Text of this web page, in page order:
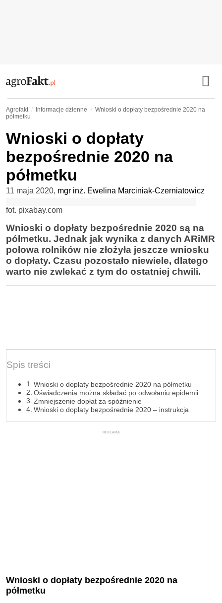
Agrofakt Informacje dzienne
Wnioski o dopłaty bezpośrednie 2020 na
półmetku
Wnioski o dopłaty
bezpośrednie 2020 na
półmetku
11 maja 2020, mgr inż. Ewelina Marciniak-Czerniatowicz
fot. pixabay.com
Wnioski o dopłaty bezpośrednie 2020 są na
półmetku. Jednak jak wynika z danych ARiMR
połowa rolników nie złożyła jeszcze wniosku
o dopłaty. Czasu pozostało niewiele, dlatego
warto nie zwlekać z tym do ostatniej chwili.
Spis treści
Wnioski o dopłaty bezpośrednie 2020 na półmetku
Oświadczenia można składać po odwołaniu epidemii
Zmniejszenie dopłat za spóźnienie
Wnioski o dopłaty bezpośrednie 2020 – instrukcja
REKLAMA
Wnioski o dopłaty bezpośrednie 2020 na
półmetku